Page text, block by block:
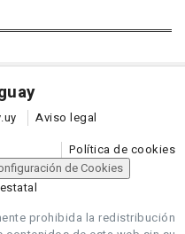
Aviso legal
Política de cookies
de Cookies
prohibida la redistribución